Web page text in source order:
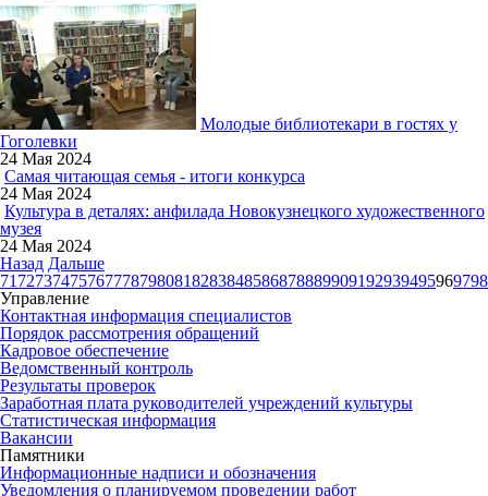
Молодые библиотекари в гостях у
Гоголевки
24 Мая 2024
Самая читающая семья - итоги конкурса
24 Мая 2024
Культура в деталях: анфилада Новокузнецкого художественного
музея
24 Мая 2024
Назад Дальше
71 727374757677787980818283848586878889909192939495969798
Управление
Контактная информация специалистов
Порядок рассмотрения обращений
Кадровое обеспечение
Ведомственный контроль
Результаты проверок
Заработная плата руководителей учреждений культуры
Статистическая информация
Вакансии
Памятники
Информационные надписи и обозначения
Уведомления о планируемом проведении работ